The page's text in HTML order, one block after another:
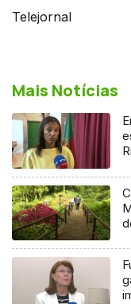
Telejornal
Mais Notícias